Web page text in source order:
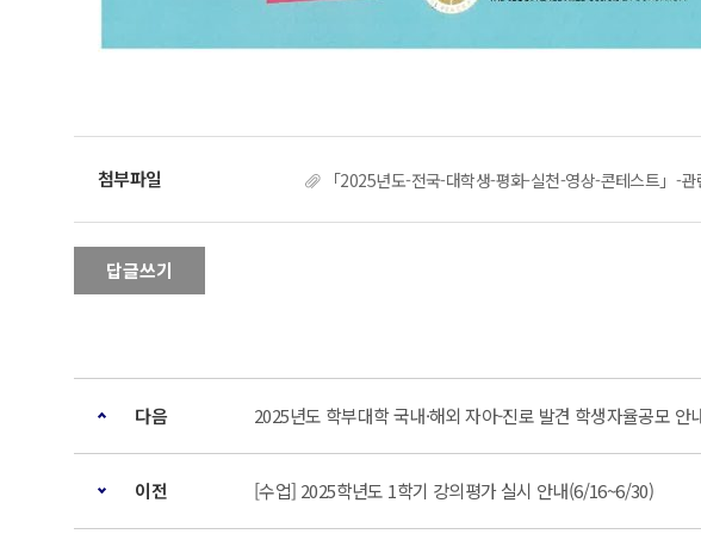
「2025년도-전국-대학생-평화-실천-영상-콘테스트」-
답글쓰기
다음 2025년도 학부대학 국내·해외 자아-진로 발견 학생자율공모 안
이전 [수업] 2025학년도 1학기 강의평가 실시 안내(6/16~6/30)